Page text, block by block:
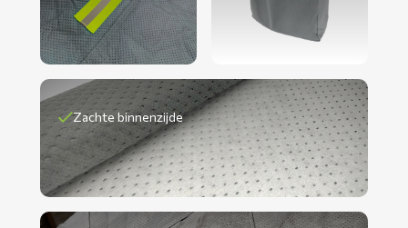
Zachte binnenzijde